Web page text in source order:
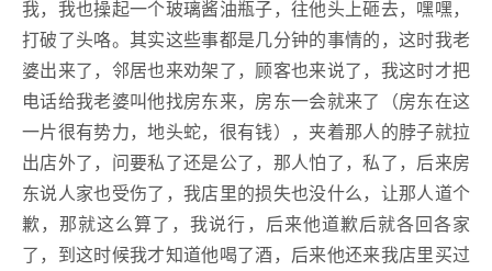
我，我也操起一个玻璃酱油瓶子，往他头上砸去，嘿嘿，
打破了头咯。其实这些事都是几分钟的事情的，这时我老
婆出来了，邻居也来劝架了，顾客也来说了，我这时才把
电话给我老婆叫他找房东来，房东一会就来了（房东在这
一片很有势力，地头蛇，很有钱），夹着那人的脖子就拉
出店外了，问要私了还是公了，那人怕了，私了，后来房
东说人家也受伤了，我店里的损失也没什么，让那人道个
歉，那就这么算了，我说行，后来他道歉后就各回各家
了，到这时候我才知道他喝了酒，后来他还来我店里买过